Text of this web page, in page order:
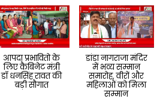
आपदा प्रभावितो के
लिए कैबिनेट मंत्री
डॉ धनसिंह रावत की
बड़ी सौगात
डांडा नागराजा मंदिर
में भव्य सम्मान
समारोह, वीरों और
महिलाओं को मिला
सम्मान